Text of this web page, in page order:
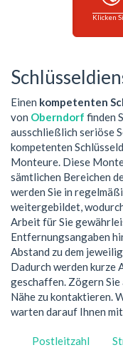
Klicken
Einen kompetenten
von Oberndorf finden
ausschließlich seriöse
kompetenten
Monteure. Diese
sämtlichen Bereichen
werden Sie in
weitergebildet,
Arbeit für Sie
Entfernungsangaben
Abstand zu dem
Dadurch werden kurze
geschaffen. Zögern
Nähe zu kontaktieren.
warten darauf Ihnen
Postleitzahl